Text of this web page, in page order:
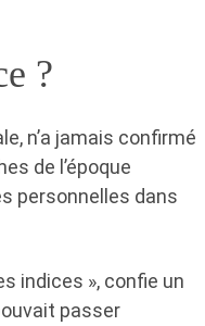
?
n’a jamais confirmé
de l’époque
personnelles dans
indices », confie un
passer